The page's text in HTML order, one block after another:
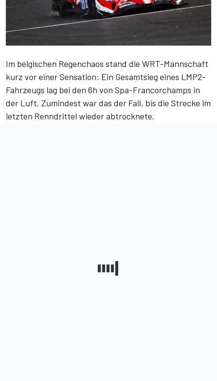
Im belgischen Regenchaos stand die WRT-Mannschaft
kurz vor einer Sensation: Ein Gesamtsieg eines LMP2-
Fahrzeugs lag bei den 6h von Spa-Francorchamps in
der Luft. Zumindest war das der Fall, bis die Strecke im
letzten Renndrittel wieder abtrocknete.